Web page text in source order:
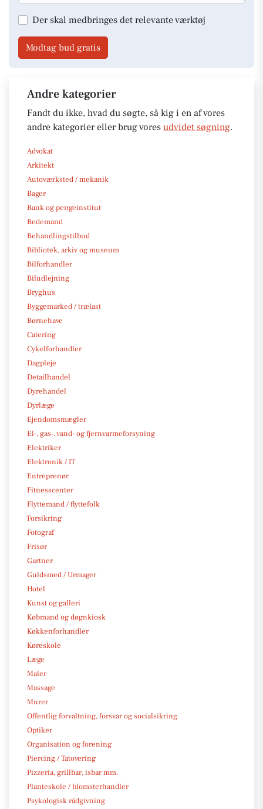
Der skal medbringes det relevante værktøj
Modtag bud gratis
Andre kategorier
Fandt du ikke, hvad du søgte, så kig i en af vores
andre kategorier eller brug vores udvidet søgning.
Advokat
Arkitekt
Autoværksted / mekanik
Bager
Bank og pengeinstitut
Bedemand
Behandlingstilbud
Bibliotek, arkiv og museum
Bilforhandler
Biludlejning
Bryghus
Byggemarked / trælast
Børnehave
Catering
Cykelforhandler
Dagpleje
Detailhandel
Dyrehandel
Dyrlæge
Ejendomsmægler
El-, gas-, vand- og fjernvarmeforsyning
Elektriker
Elektronik / IT
Entreprenør
Fitnesscenter
Flyttemand / flyttefolk
Forsikring
Fotograf
Frisør
Gartner
Guldsmed / Urmager
Hotel
Kunst og galleri
Købmand og døgnkiosk
Køkkenforhandler
Køreskole
Læge
Maler
Massage
Murer
Offentlig forvaltning, forsvar og socialsikring
Optiker
Organisation og forening
Piercing / Tatovering
Pizzeria, grillbar, isbar mm.
Planteskole / blomsterhandler
Psykologisk rådgivning